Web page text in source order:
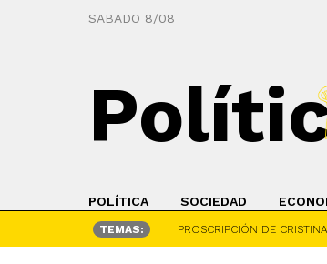
SABADO 8/08
POLÍTICA SOCIEDAD
TEMAS: PROSCRIPCIÓN DE